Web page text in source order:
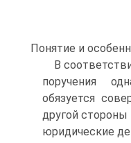
Понятие и
В
поручения
обязуется
другой
юридические